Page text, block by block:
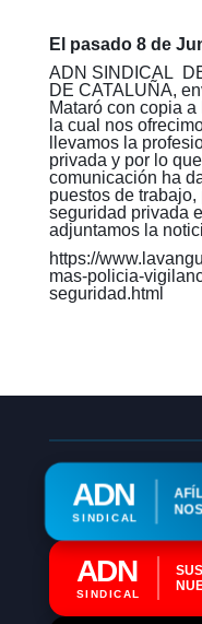
El pasado 8 de
ADN SINDICAL
DE CATALUÑA,
Mataró con copia
la cual nos
llevamos la
privada y por lo
comunicación ha
puestos de
seguridad privada
adjuntamos la
https://
mas-policia-
seguridad.html
ADN
SINDICAL
ADN
SINDICAL